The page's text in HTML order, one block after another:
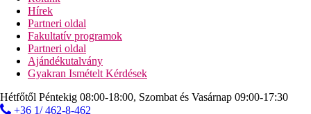
strandbár
Sport és szórakozás ingyenesen
animációs programok
fitneszterem
strandröplabda
fitneszterem
teniszpálya és squash (napi 1 óra ingyenesen, felszerelés
Hírek
Partneri oldal
Fakultatív programok
Partneri oldal
Ajándékutalvány
Gyakran Ismételt Kérdések
Hétfőtől Péntekig 08:00-18:00, Szombat és Vasárnap 09:00-17:30
+36 1/ 462-8-462